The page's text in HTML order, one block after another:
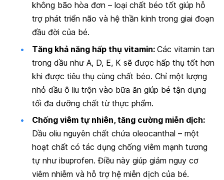
không bão hòa đơn – loại chất béo tốt giúp hỗ
trợ phát triển não và hệ thần kinh trong giai đoạn
đầu đời của bé.
Tăng khả năng hấp thụ vitamin: Các vitamin tan
trong dầu như A, D, E, K sẽ được hấp thụ tốt hơn
khi được tiêu thụ cùng chất béo. Chỉ một lượng
nhỏ dầu ô liu trộn vào bữa ăn giúp bé tận dụng
tối đa dưỡng chất từ thực phẩm.
Chống viêm tự nhiên, tăng cường miễn dịch:
Dầu oliu nguyên chất chứa oleocanthal – một
hoạt chất có tác dụng chống viêm mạnh tương
tự như ibuprofen. Điều này giúp giảm nguy cơ
viêm nhiễm và hỗ trợ hệ miễn dịch của bé.